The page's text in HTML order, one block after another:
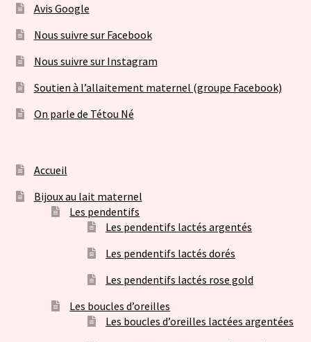
Avis Google
Nous suivre sur Facebook
Nous suivre sur Instagram
Soutien à l’allaitement maternel (groupe Facebook)
On parle de Tétou Né
Accueil
Bijoux au lait maternel
Les pendentifs
Les pendentifs lactés argentés
Les pendentifs lactés dorés
Les pendentifs lactés rose gold
Les boucles d’oreilles
Les boucles d’oreilles lactées argentées